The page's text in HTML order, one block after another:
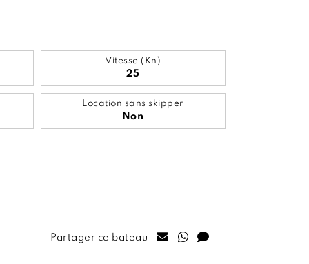
Vitesse (Kn)
25
Location sans skipper
Non
Partager ce bateau